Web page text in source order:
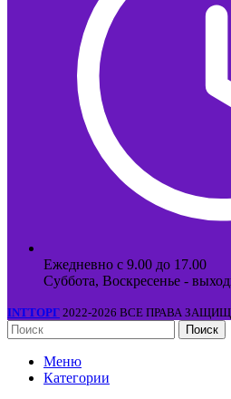
Ежедневно с 9.00 до 17.00
Суббота, Воскресенье -
INTТОРГ 2022-2026 ВСЕ ПРАВА
Поиск
Меню
Категории